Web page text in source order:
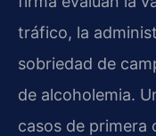
tráfico, la
sobriedad de
de alcoholemia.
casos de primera